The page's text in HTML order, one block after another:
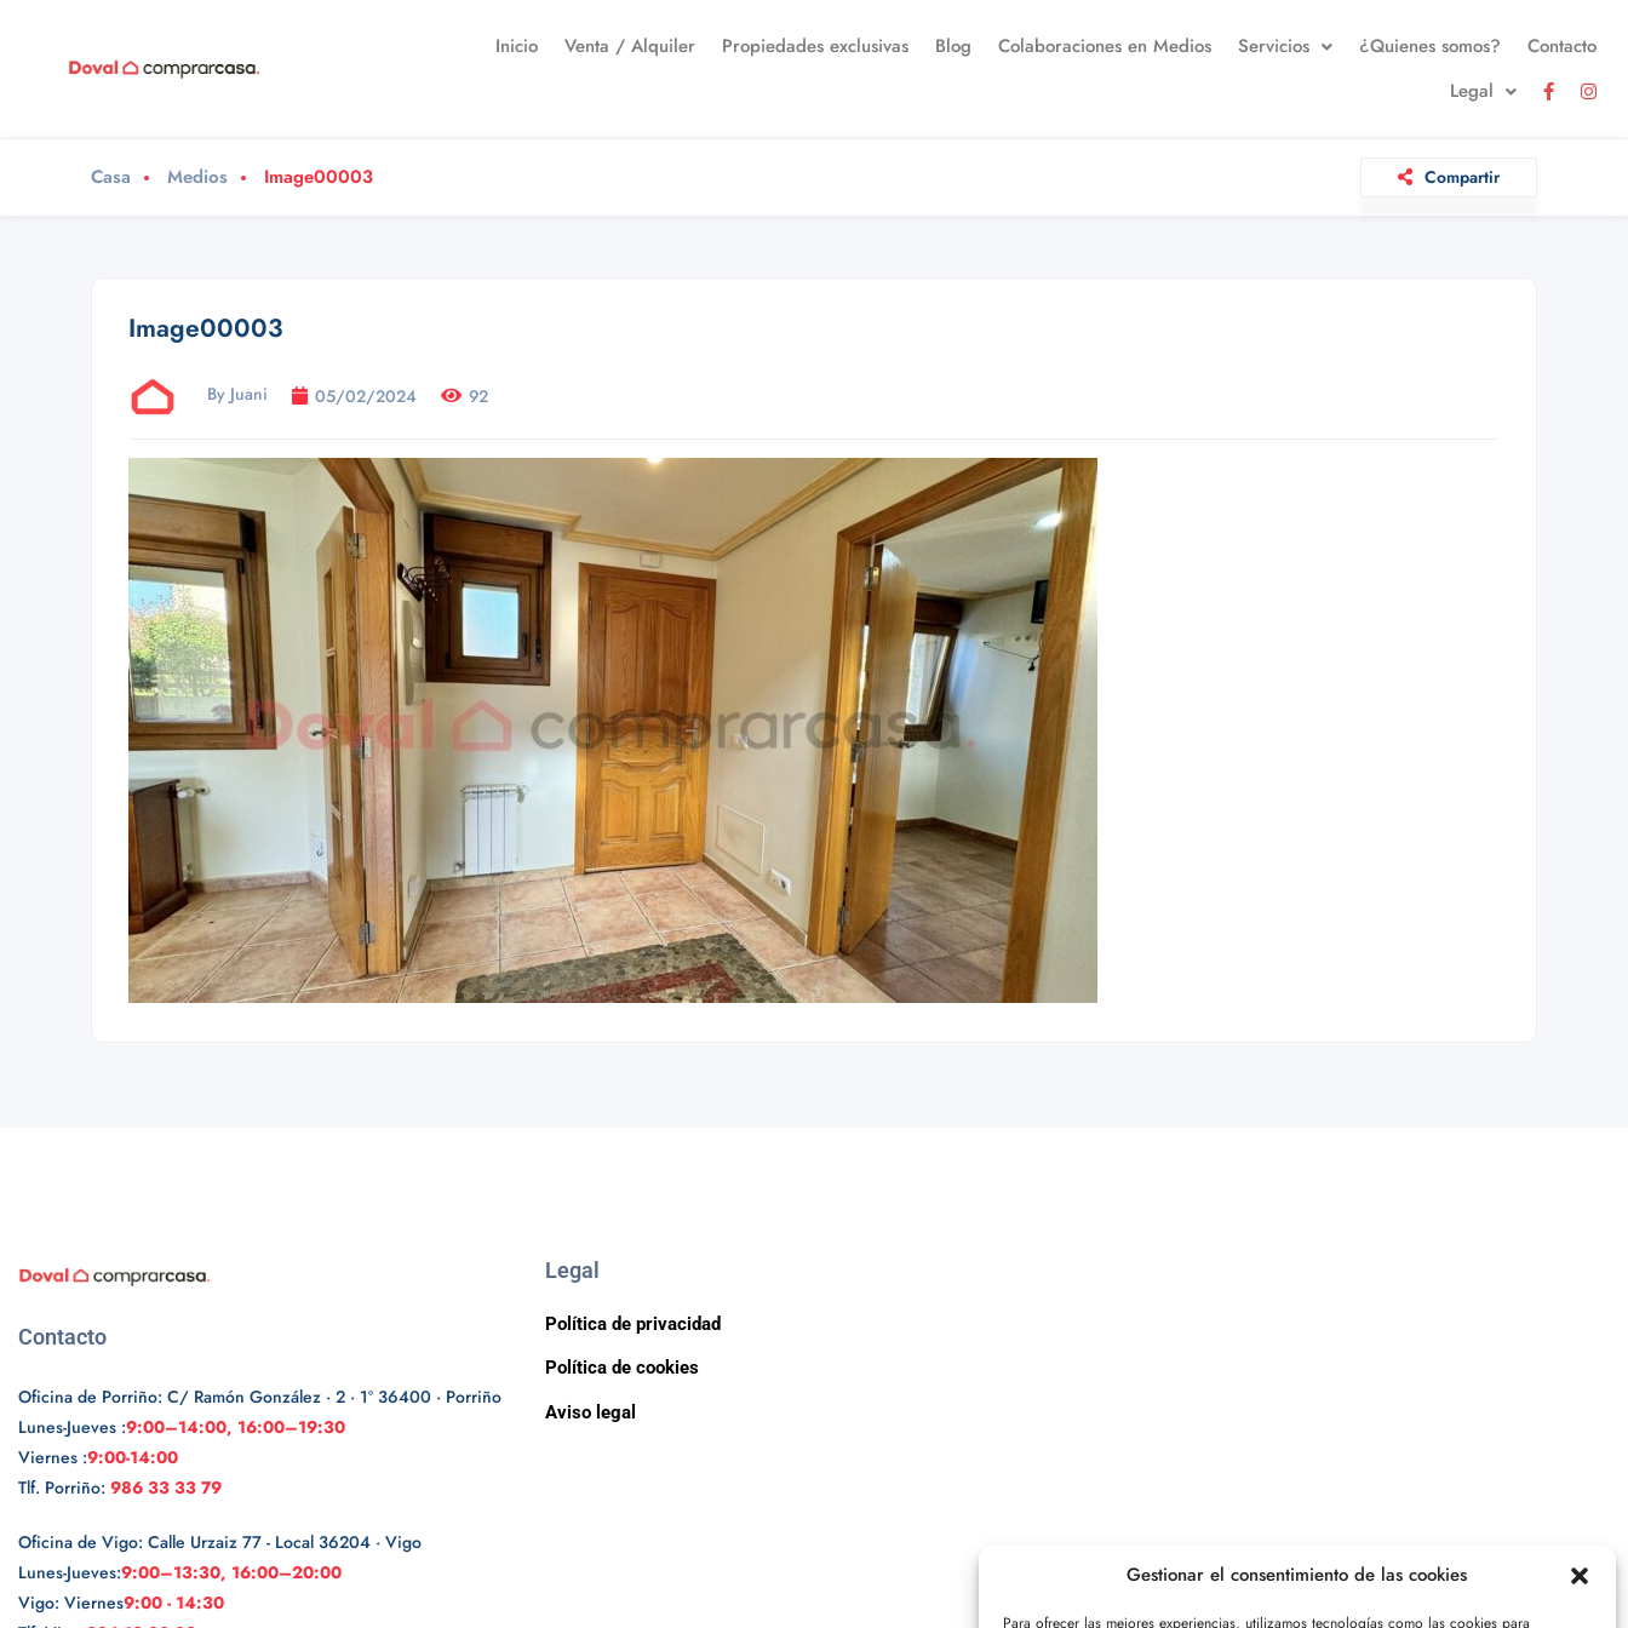
Gestionar el consentimiento de las cookies
Para ofrecer las mejores experiencias, utilizamos tecnologías como las cookies para
Inicio Venta / Alquiler Propiedades exclusivas Blog Colaboraciones en Medios Servicios ¿Quienes somos?
Contacto
Legal
Casa Medios Image00003 Compartir
Image00003
By Juani 05/02/2024 92
Contacto
Oficina de Porriño: C/ Ramón González · 2 · 1º 36400 · Porriño
Lunes-Jueves :9:00–14:00, 16:00–19:30
Viernes :9:00-14:00
Tlf. Porriño: 986 33 33 79
Oficina de Vigo: Calle Urzaiz 77 - Local 36204 · Vigo
Lunes-Jueves:9:00–13:30, 16:00–20:00
Vigo: Viernes9:00 - 14:30
Legal
Política de privacidad
Política de cookies
Aviso legal